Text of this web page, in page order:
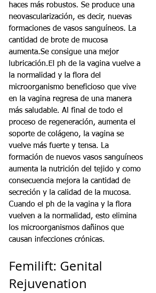
haces más robustos. Se produce una
neovascularización, es decir, nuevas
formaciones de vasos sanguíneos. La
cantidad de brote de mucosa
aumenta.Se consigue una mejor
lubricación.El ph de la vagina vuelve a
la normalidad y la flora del
microorganismo beneficioso que vive
en la vagina regresa de una manera
más saludable. Al final de todo el
proceso de regeneración, aumenta el
soporte de colágeno, la vagina se
vuelve más fuerte y tensa. La
formación de nuevos vasos sanguíneos
aumenta la nutrición del tejido y como
consecuencia mejora la cantidad de
secreción y la calidad de la mucosa.
Cuando el ph de la vagina y la flora
vuelven a la normalidad, esto elimina
los microorganismos dañinos que
causan infecciones crónicas.
Femilift: Genital
Rejuvenation